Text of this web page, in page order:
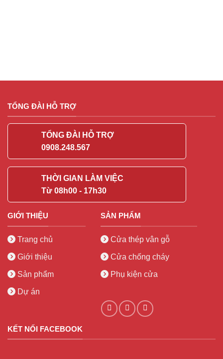
TỔNG ĐÀI HỖ TRỢ
TỔNG ĐÀI HỖ TRỢ
0908.248.567
THỜI GIAN LÀM VIỆC
Từ 08h00 - 17h30
GIỚI THIỆU
Trang chủ
Giới thiệu
Sản phẩm
Dự án
SẢN PHẨM
Cửa thép vân gỗ
Cửa chống cháy
Phụ kiện cửa
KẾT NỐI FACEBOOK